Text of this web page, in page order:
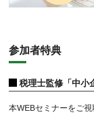
参加者特典
税理士監修「中小
本WEBセミナーをご